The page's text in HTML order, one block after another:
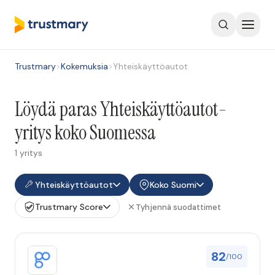
Trustmary>Kokemuksia>Yhteiskäyttöautot
Löydä paras Yhteiskäyttöautot-
yritys koko Suomessa
1 yritys
Yhteiskäyttöautot
Koko Suomi
Trustmary Score
Tyhjennä suodattimet
82/100